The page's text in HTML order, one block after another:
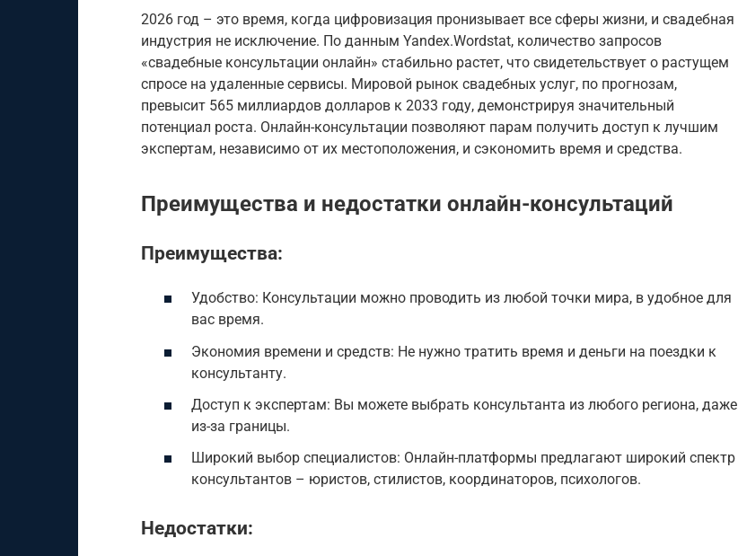
2026 год – это время, когда цифровизация пронизывает все сферы жизни, и свадебная
индустрия не исключение. По данным Yandex.Wordstat, количество запросов
«свадебные консультации онлайн» стабильно растет, что свидетельствует о растущем
спросе на удаленные сервисы. Мировой рынок свадебных услуг, по прогнозам,
превысит 565 миллиардов долларов к 2033 году, демонстрируя значительный
потенциал роста. Онлайн-консультации позволяют парам получить доступ к лучшим
экспертам, независимо от их местоположения, и сэкономить время и средства.
Преимущества и недостатки онлайн-консультаций
Преимущества:
Удобство: Консультации можно проводить из любой точки мира, в удобное для
вас время.
Экономия времени и средств: Не нужно тратить время и деньги на поездки к
консультанту.
Доступ к экспертам: Вы можете выбрать консультанта из любого региона, даже
из-за границы.
Широкий выбор специалистов: Онлайн-платформы предлагают широкий спектр
консультантов – юристов, стилистов, координаторов, психологов.
Недостатки: